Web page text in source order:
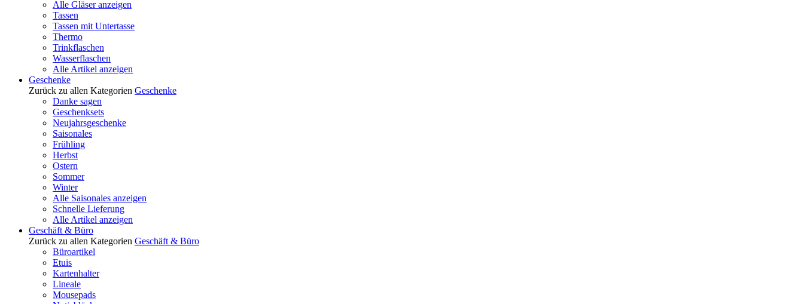
Alle Gläser anzeigen
Tassen
Tassen mit Untertasse
Thermo
Trinkflaschen
Wasserflaschen
Alle Artikel anzeigen
Geschenke
Zurück zu allen Kategorien Geschenke
Danke sagen
Geschenksets
Neujahrsgeschenke
Saisonales
Frühling
Herbst
Ostern
Sommer
Winter
Alle Saisonales anzeigen
Schnelle Lieferung
Alle Artikel anzeigen
Geschäft & Büro
Zurück zu allen Kategorien Geschäft & Büro
Büroartikel
Etuis
Kartenhalter
Lineale
Mousepads